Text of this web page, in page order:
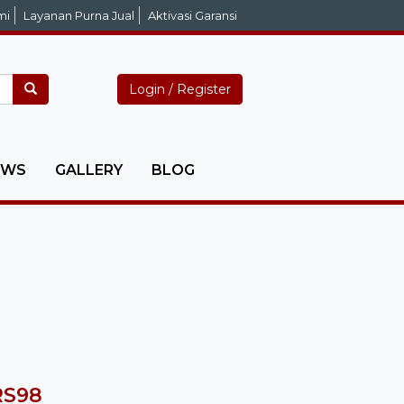
Layanan Purna Jual Aktivasi Garansi
Login / Register
GALLERY BLOG